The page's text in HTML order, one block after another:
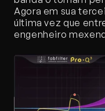
Agora em sua
última vez que
engenheiro